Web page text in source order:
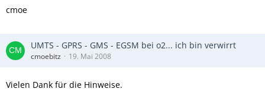
cmoe
UMTS - GPRS - GMS - EGSM bei o2... ich bin verwirrt
cmoebitz 19. Mai 2008
Vielen Dank für die Hinweise.